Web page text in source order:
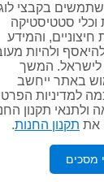
בקבצי
וכלי סטטיסטיקה
חיצוניים, והמידע
ולהיות
לישראל. המשך
באתר ייחשב
למדיניות
ולתנאי תקנון
את תקנון החנות.
מסכים